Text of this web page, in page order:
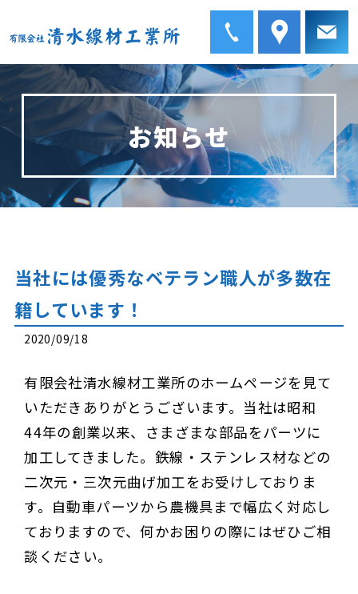
お知らせ
当社には優秀なベテラン職人が多数在
籍しています！
2020/09/18
有限会社清水線材工業所のホームページを見て
いただきありがとうございます。当社は昭和
44年の創業以来、さまざまな部品をパーツに
加工してきました。鉄線・ステンレス材などの
二次元・三次元曲げ加工をお受けしておりま
す。自動車パーツから農機具まで幅広く対応し
ておりますので、何かお困りの際にはぜひご相
談ください。